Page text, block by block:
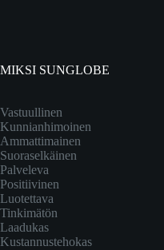
MIKSI SUNGLOBE
Vastuullinen
Kunnianhimoinen
Ammattimainen
Suoraselkäinen
Palveleva
Positiivinen
Luotettava
Tinkimätön
Laadukas
Kustannustehokas